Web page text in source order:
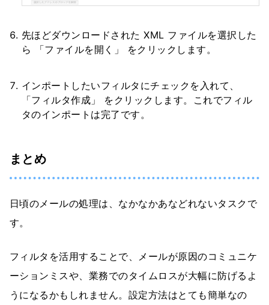
先ほどダウンロードされた XML ファイルを選択した
ら 「ファイルを開く」 をクリックします。
インポートしたいフィルタにチェックを入れて、
「フィルタ作成」 をクリックします。これでフィル
タのインポートは完了です。
まとめ
日頃のメールの処理は、なかなかあなどれないタスクで
す。
フィルタを活用することで、メールが原因のコミュニケ
ーションミスや、業務でのタイムロスが大幅に防げるよ
うになるかもしれません。設定方法はとても簡単なの